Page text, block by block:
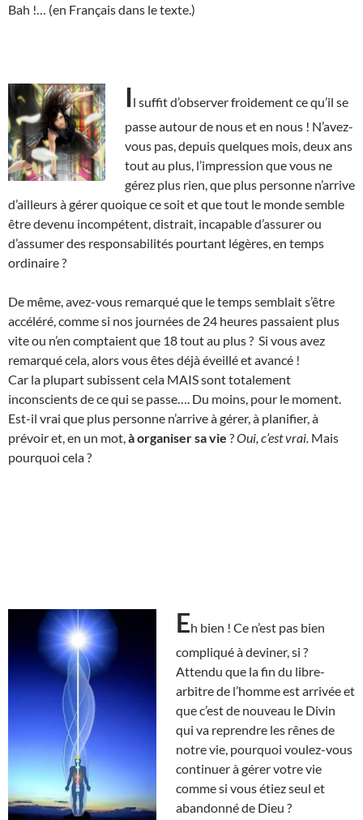
Bah !… (en Français dans le texte.)
Il suffit d’observer froidement ce qu’il se
passe autour de nous et en nous ! N’avez-
vous pas, depuis quelques mois, deux ans
tout au plus, l’impression que vous ne
gérez plus rien, que plus personne n’arrive
d’ailleurs à gérer quoique ce soit et que tout le monde semble
être devenu incompétent, distrait, incapable d’assurer ou
d’assumer des responsabilités pourtant légères, en temps
ordinaire ?
De même, avez-vous remarqué que le temps semblait s’être
accéléré, comme si nos journées de 24 heures passaient plus
vite ou n’en comptaient que 18 tout au plus ? Si vous avez
remarqué cela, alors vous êtes déjà éveillé et avancé !
Car la plupart subissent cela MAIS sont totalement
inconscients de ce qui se passe…. Du moins, pour le moment.
Est-il vrai que plus personne n’arrive à gérer, à planifier, à
prévoir et, en un mot, à organiser sa vie ?Oui, c’est vrai. Mais
pourquoi cela ?
Eh bien ! Ce n’est pas bien
compliqué à deviner, si ?
Attendu que la fin du libre-
arbitre de l’homme est arrivée et
que c’est de nouveau le Divin
qui va reprendre les rênes de
notre vie, pourquoi voulez-vous
continuer à gérer votre vie
comme si vous étiez seul et
abandonné de Dieu ?